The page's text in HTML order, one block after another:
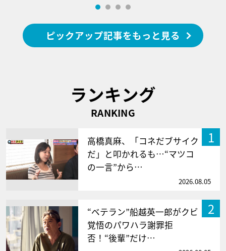
ピックアップ記事をもっと見る
ランキング
RANKING
1
高橋真麻、「コネだブサイク
だ」と叩かれるも…“マツコ
の一言”から…
2026.08.05
2
“ベテラン”船越英一郎がクビ
覚悟のパワハラ謝罪拒
否！“後輩”だけ…